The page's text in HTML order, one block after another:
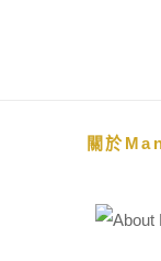
關於